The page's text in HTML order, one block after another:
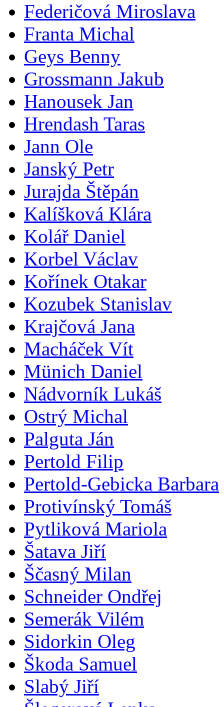
Federičová Miroslava
Franta Michal
Geys Benny
Grossmann Jakub
Hanousek Jan
Hrendash Taras
Jann Ole
Janský Petr
Jurajda Štěpán
Kalíšková Klára
Kolář Daniel
Korbel Václav
Kořínek Otakar
Kozubek Stanislav
Krajčová Jana
Macháček Vít
Münich Daniel
Nádvorník Lukáš
Ostrý Michal
Palguta Ján
Pertold Filip
Pertold-Gebicka Barbara
Protivínský Tomáš
Pytliková Mariola
Šatava Jiří
Ščasný Milan
Schneider Ondřej
Semerák Vilém
Sidorkin Oleg
Škoda Samuel
Slabý Jiří